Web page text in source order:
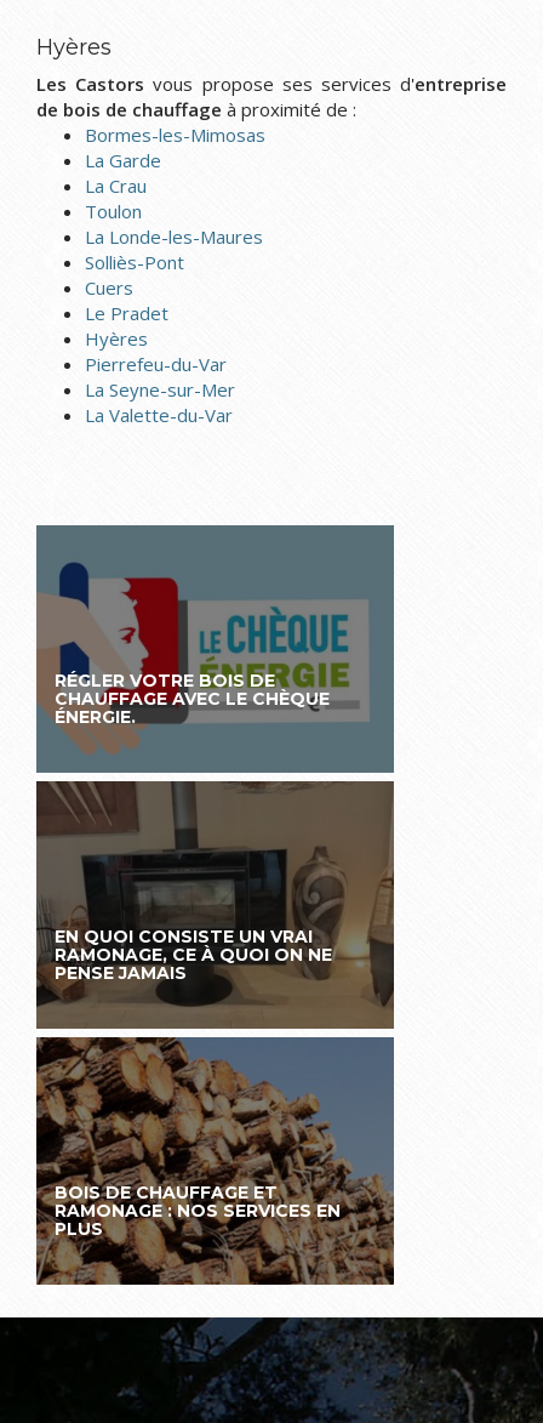
Hyères
Les Castors vous propose ses services d'entreprise
de bois de chauffage à proximité de :
Bormes-les-Mimosas
La Garde
La Crau
Toulon
La Londe-les-Maures
Solliès-Pont
Cuers
Le Pradet
Hyères
Pierrefeu-du-Var
La Seyne-sur-Mer
La Valette-du-Var
RÉGLER VOTRE BOIS DE
CHAUFFAGE AVEC LE CHÈQUE
ÉNERGIE.
EN QUOI CONSISTE UN VRAI
RAMONAGE, CE À QUOI ON NE
PENSE JAMAIS
BOIS DE CHAUFFAGE ET
RAMONAGE : NOS SERVICES EN
PLUS